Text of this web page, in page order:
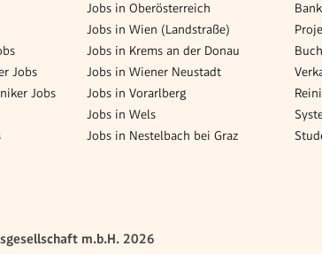
Jobs
Jobs
Jobs in Oberösterreich
Jobs in Wien (Landstraße)
Jobs in Krems an der Donau
Jobs in Wiener Neustadt
Jobs in Vorarlberg
Jobs in Wels
Jobs in Nestelbach bei Graz
m.b.H. 2026